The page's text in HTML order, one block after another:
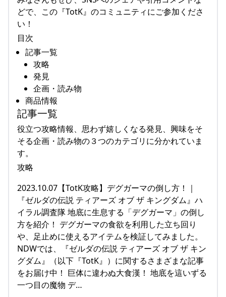
どで、この『TotK』のコミュニティにご参加くださ
い！
目次
記事一覧
攻略
発見
企画・読み物
商品情報
記事一覧
役立つ攻略情報、思わず嬉しくなる発見、興味をそ
そる企画・読み物の３つのカテゴリに分かれていま
す。
攻略
2023.10.07【TotK攻略】デグガーマの倒し方！｜
『ゼルダの伝説 ティアーズ オブ ザ キングダム』ハ
イラル調査隊 地底に生息する「デグガーマ」の倒し
方を紹介！ デグガーマの食欲を利用した立ち回り
や、足止めに使えるアイテムを検証してみました。
NDWでは、『ゼルダの伝説 ティアーズ オブ ザ キン
グダム』（以下『TotK』）に関するさまざまな記事
をお届け中！ 巨体に違わぬ大食漢！ 地底を這いずる
一つ目の魔物 デ…